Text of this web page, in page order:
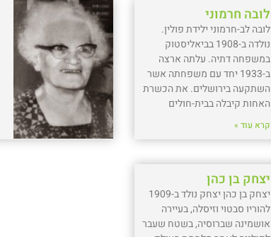
לובה חרמוני
לובה לב-חרמוני ילידת פולין.
נולדה ב-1908 בביאליסטוק
במשפחה דתיה. עלתה ארצה
ב-1933 יחד עם משפחתה אשר
השתקעה בירושלים. את הכשרת
האחות קיבלה בבית-חולים
קרא עוד »
יצחק בן כהן
יצחק בן כהן יצחק נולד ב-1909
להוריו סבטוי וזיסלה, בעיירה
אושמינה שברוסיה, בשטח שעבר